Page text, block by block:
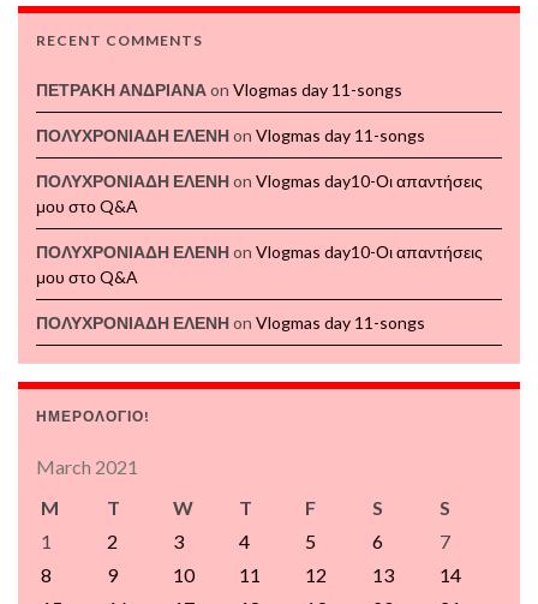
RECENT COMMENTS
ΠΕΤΡΑΚΗ ΑΝΔΡΙΑΝΑon Vlogmas day 11-songs
ΠΟΛΥΧΡΟΝΙΑΔΗ ΕΛΕΝΗon Vlogmas day 11-songs
ΠΟΛΥΧΡΟΝΙΑΔΗ ΕΛΕΝΗon Vlogmas day10-Οι απαντήσεις
μου στο Q&A
ΠΟΛΥΧΡΟΝΙΑΔΗ ΕΛΕΝΗon Vlogmas day10-Οι απαντήσεις
μου στο Q&A
ΠΟΛΥΧΡΟΝΙΑΔΗ ΕΛΕΝΗon Vlogmas day 11-songs
ΗΜΕΡΟΛΟΓΙΟ!
March 2021
M
T W T F S
S
1
2 3 4 5 6
7
8
9 10 11 12 13
14